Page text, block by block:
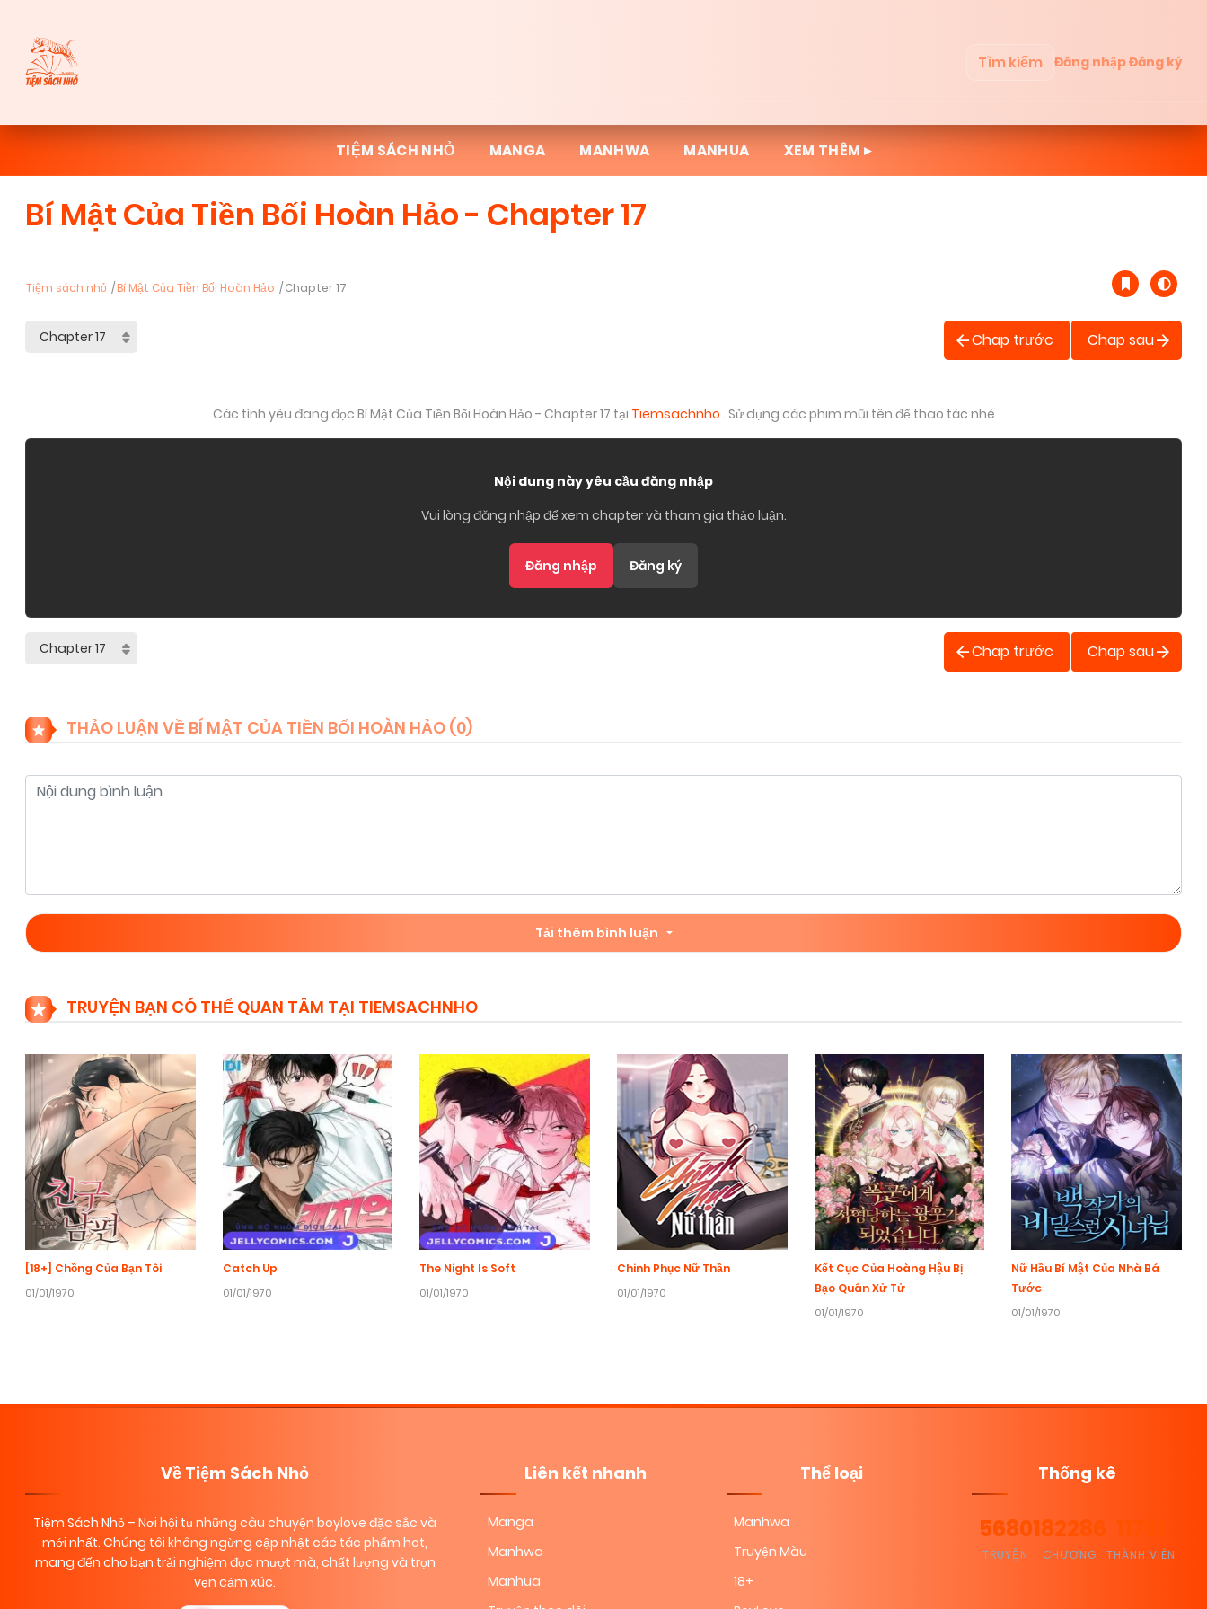
Tìm kiếm Đăng nhậpĐăng ký
TIỆM SÁCH NHỎ MANGA MANHWA MANHUA XEM THÊM ▸
Bí Mật Của Tiền Bối Hoàn Hảo - Chapter 17
Tiệm sách nhỏ Bí Mật Của Tiền Bối Hoàn Hảo Chapter 17
Chap trước Chap sau
Các tình yêu đang đọc Bí Mật Của Tiền Bối Hoàn Hảo - Chapter 17 tại Tiemsachnho . Sử dụng các phim mũi tên để thao tác nhé
Nội dung này yêu cầu đăng nhập
Vui lòng đăng nhập để xem chapter và tham gia thảo luận.
Đăng nhập Đăng ký
Chap trước Chap sau
THẢO LUẬN VỀ BÍ MẬT CỦA TIỀN BỐI HOÀN HẢO (0)
Tải thêm bình luận
TRUYỆN BẠN CÓ THỂ QUAN TÂM TẠI TIEMSACHNHO
[18+] Chồng Của Bạn Tôi
01/01/1970
Catch Up
01/01/1970
The Night Is Soft
01/01/1970
Chinh Phục Nữ Thần
01/01/1970
Kết Cục Của Hoàng Hậu Bị
Bạo Quân Xử Tử
01/01/1970
Nữ Hầu Bí Mật Của Nhà Bá
Tước
01/01/1970
Về Tiệm Sách Nhỏ
Tiệm Sách Nhỏ – Nơi hội tụ những câu chuyện boylove đặc sắc và
mới nhất. Chúng tôi không ngừng cập nhật các tác phẩm hot,
mang đến cho bạn trải nghiệm đọc mượt mà, chất lượng và trọn
vẹn cảm xúc.
Liên kết nhanh
Manga
Manhwa
Manhua
Thể loại
Manhwa
Truyện Màu
18+
Thống kê
5680
TRUYỆN
182286
CHƯƠNG THÀNH VIÊN